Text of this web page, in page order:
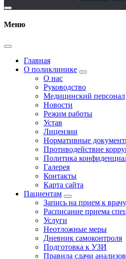
Меню
Главная
О поликлинике
О нас
Руководство
Медицинский персонал
Новости
Режим работы
Устав
Лицензии
Нормативные
Противодействие
Политика
Галерея
Контакты
Карта сайта
Пациентам
Запись на прием к врачу
Расписание приема
Услуги
Неотложные меры
Дневник самоконтроля
Подготовка к УЗИ
Правила сдачи анализов